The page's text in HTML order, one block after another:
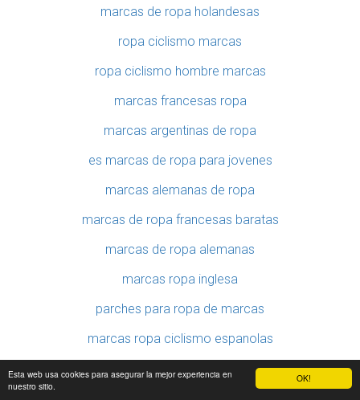
OK!
Esta web usa cookies para asegurar la mejor experiencia en
nuestro sitio.
marcas de ropa holandesas
ropa ciclismo marcas
ropa ciclismo hombre marcas
marcas francesas ropa
marcas argentinas de ropa
es marcas de ropa para jovenes
marcas alemanas de ropa
marcas de ropa francesas baratas
marcas de ropa alemanas
marcas ropa inglesa
parches para ropa de marcas
marcas ropa ciclismo espanolas
marcas de ropa vascas